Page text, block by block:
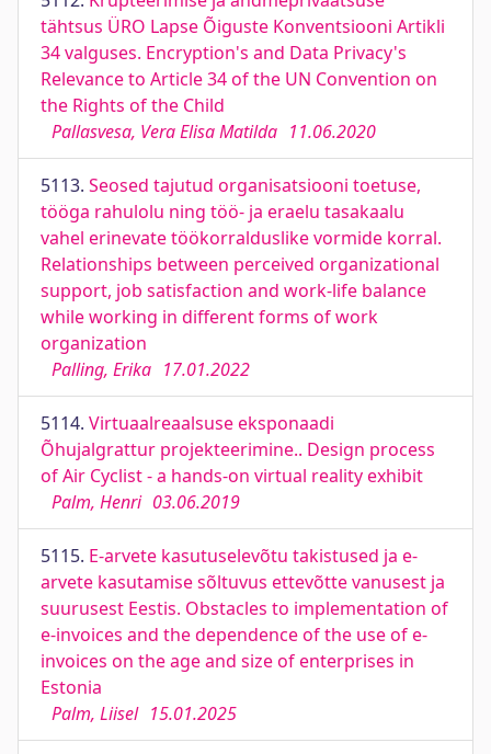
tähtsus ÜRO Lapse Õiguste Konventsiooni Artikli
34 valguses. Encryption's and Data Privacy's
Relevance to Article 34 of the UN Convention on
the Rights of the Child
Pallasvesa, Vera Elisa Matilda 11.06.2020
5113. Seosed tajutud organisatsiooni toetuse,
tööga rahulolu ning töö- ja eraelu tasakaalu
vahel erinevate töökorralduslike vormide korral.
Relationships between perceived organizational
support, job satisfaction and work-life balance
while working in different forms of work
organization
Palling, Erika 17.01.2022
5114. Virtuaalreaalsuse eksponaadi
Õhujalgrattur projekteerimine.. Design process
of Air Cyclist - a hands-on virtual reality exhibit
Palm, Henri 03.06.2019
5115. E-arvete kasutuselevõtu takistused ja e-
arvete kasutamise sõltuvus ettevõtte vanusest ja
suurusest Eestis. Obstacles to implementation of
e-invoices and the dependence of the use of e-
invoices on the age and size of enterprises in
Estonia
Palm, Liisel 15.01.2025